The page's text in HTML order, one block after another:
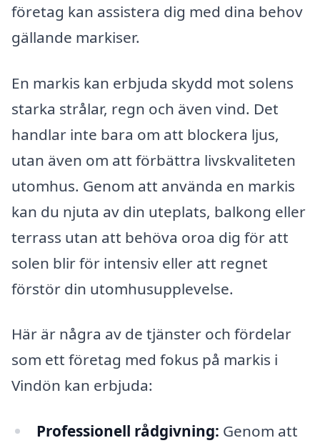
företag kan assistera dig med dina behov
gällande markiser.
En markis kan erbjuda skydd mot solens
starka strålar, regn och även vind. Det
handlar inte bara om att blockera ljus,
utan även om att förbättra livskvaliteten
utomhus. Genom att använda en markis
kan du njuta av din uteplats, balkong eller
terrass utan att behöva oroa dig för att
solen blir för intensiv eller att regnet
förstör din utomhusupplevelse.
Här är några av de tjänster och fördelar
som ett företag med fokus på markis i
Vindön kan erbjuda:
Professionell rådgivning: Genom att